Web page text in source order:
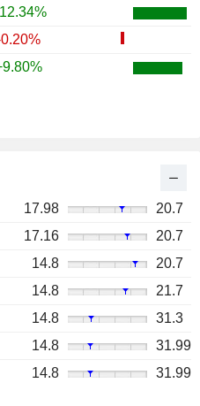
17.98
20.7
17.16
20.7
14.8
20.7
14.8
21.7
14.8
31.3
14.8
31.99
14.8 31.99